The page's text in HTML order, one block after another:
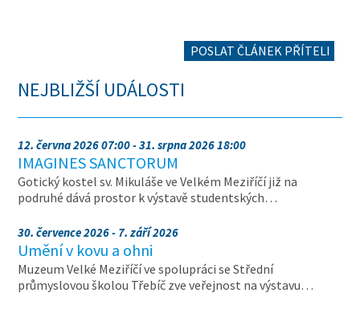
POSLAT ČLÁNEK PŘÍTELI
NEJBLIŽŠÍ UDÁLOSTI
12. června 2026 07:00 - 31. srpna 2026 18:00
IMAGINES SANCTORUM
Gotický kostel sv. Mikuláše ve Velkém Meziříčí již na
podruhé dává prostor k výstavě studentských…
30. července 2026 - 7. září 2026
Umění v kovu a ohni
Muzeum Velké Meziříčí ve spolupráci se Střední
průmyslovou školou Třebíč zve veřejnost na výstavu…